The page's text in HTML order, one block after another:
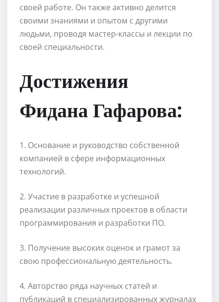
своей работе. Он также активно делится
своими знаниями и опытом с другими
людьми, проводя мастер-классы и лекции по
своей специальности.
Достижения
Фидана Гафарова:
1. Основание и руководство собственной
компанией в сфере информационных
технологий.
2. Участие в разработке и успешной
реализации различных проектов в области
программирования и разработки ПО.
3. Получение высоких оценок и грамот за
свою профессиональную деятельность.
4. Авторство ряда научных статей и
публикаций в специализированных журналах